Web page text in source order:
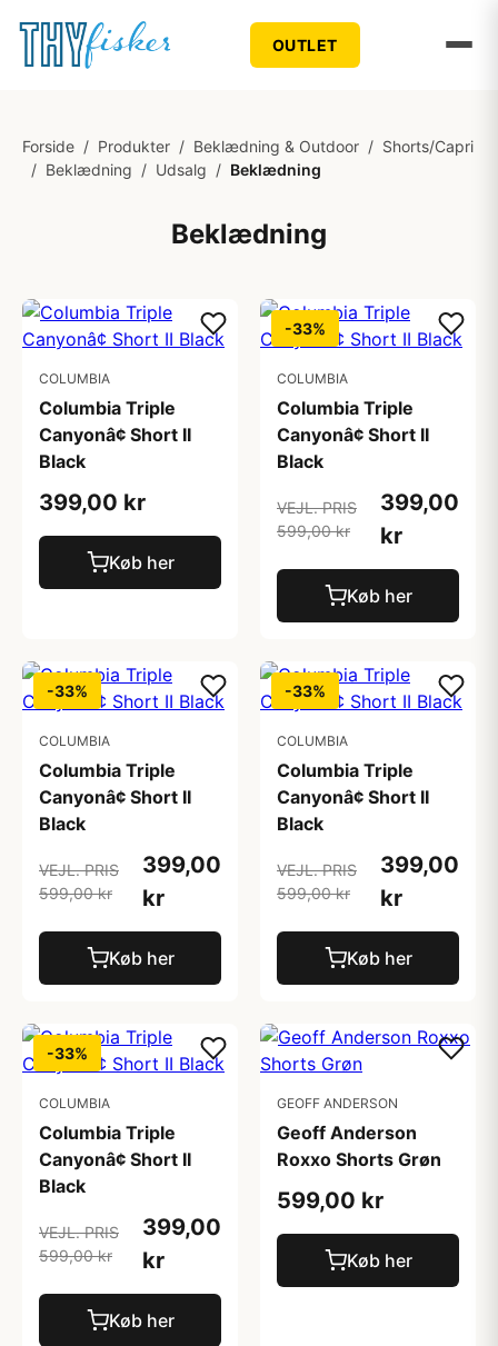
OUTLET
Forside / Produkter / Beklædning & Outdoor / Shorts/Capri
/ Beklædning / Udsalg / Beklædning
Beklædning
COLUMBIA
Columbia Triple
Canyonâ¢ Short II
Black
399,00 kr
Køb her
-33%
COLUMBIA
Columbia Triple
Canyonâ¢ Short II
Black
VEJL. PRIS
599,00 kr
399,00
kr
Køb her
-33%
COLUMBIA
Columbia Triple
Canyonâ¢ Short II
Black
VEJL. PRIS
599,00 kr
399,00
kr
Køb her
-33%
COLUMBIA
Columbia Triple
Canyonâ¢ Short II
Black
VEJL. PRIS
599,00 kr
399,00
kr
Køb her
-33%
COLUMBIA
Columbia Triple
Canyonâ¢ Short II
Black
VEJL. PRIS
599,00 kr
399,00
kr
Køb her
GEOFF ANDERSON
Geoff Anderson
Roxxo Shorts Grøn
599,00 kr
Køb her